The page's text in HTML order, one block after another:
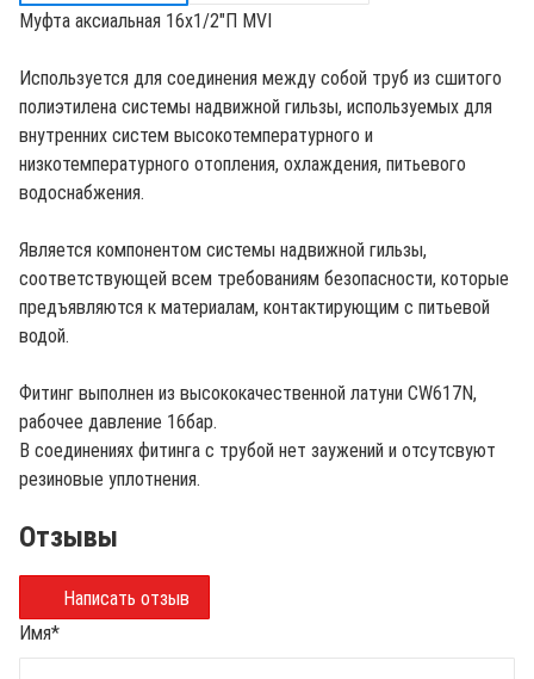
Муфта аксиальная 16х1/2"П MVI
Используется для соединения между собой труб из сшитого
полиэтилена системы надвижной гильзы, используемых для
внутренних систем высокотемпературного и
низкотемпературного отопления, охлаждения, питьевого
водоснабжения.
Является компонентом системы надвижной гильзы,
соответствующей всем требованиям безопасности, которые
предъявляются к материалам, контактирующим с питьевой
водой.
Фитинг выполнен из высококачественной латуни CW617N,
рабочее давление 16бар.
В соединениях фитинга с трубой нет заужений и отсутсвуют
резиновые уплотнения.
Отзывы
Написать отзыв
Имя*